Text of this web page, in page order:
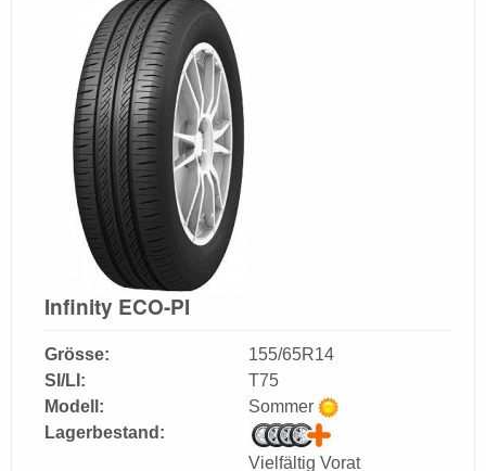
Registrierung
Infinity ECO-PI
Grösse:
SI/LI:
Modell:
Lagerbestand:
155/65R14
T75
Sommer
Vielfältig Vorat